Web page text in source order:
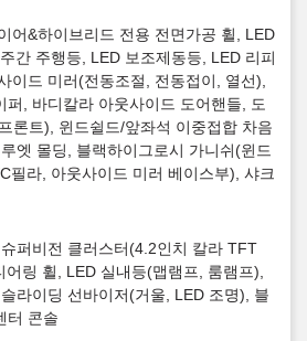
어&하이브리드 전용 전면가공 휠, LED
간 주행등, LED 보조제동등, LED 리피
이드 미러(전동조절, 전동접이, 열선),
퍼, 바디칼라 아웃사이드 도어핸들, 도
론트), 윈드쉴드/앞좌석 이중접합 차음
엣 몰딩, 블랙하이그로시 가니쉬(윈드
필라, 아웃사이드 미러 베이스부), 샤크
퍼비전 클러스터(4.2인치 칼라 TFT
어링 휠, LED 실내등(맵램프, 룸램프),
라이딩 선바이저(거울, LED 조명), 블
터 콘솔